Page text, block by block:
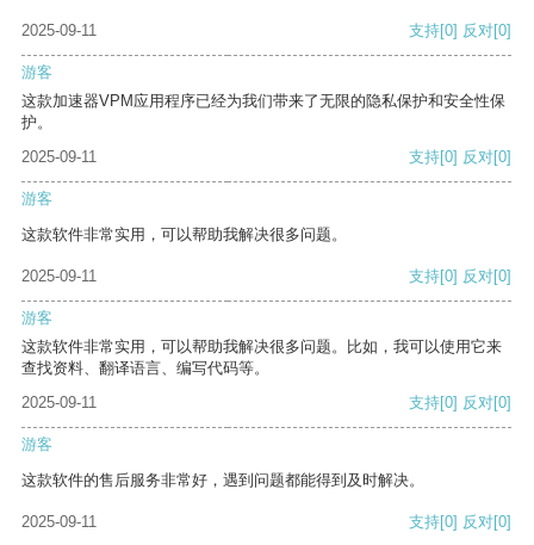
2025-09-11 支持[0] 反对[0]
游客
这款加速器VPM应用程序已经为我们带来了无限的隐私保护和安全性保
护。
2025-09-11
支持[0] 反对[0]
游客
这款软件非常实用，可以帮助我解决很多问题。
2025-09-11 支持[0] 反对[0]
游客
这款软件非常实用，可以帮助我解决很多问题。比如，我可以使用它来
查找资料、翻译语言、编写代码等。
2025-09-11
支持[0] 反对[0]
游客
这款软件的售后服务非常好，遇到问题都能得到及时解决。
2025-09-11 支持[0] 反对[0]